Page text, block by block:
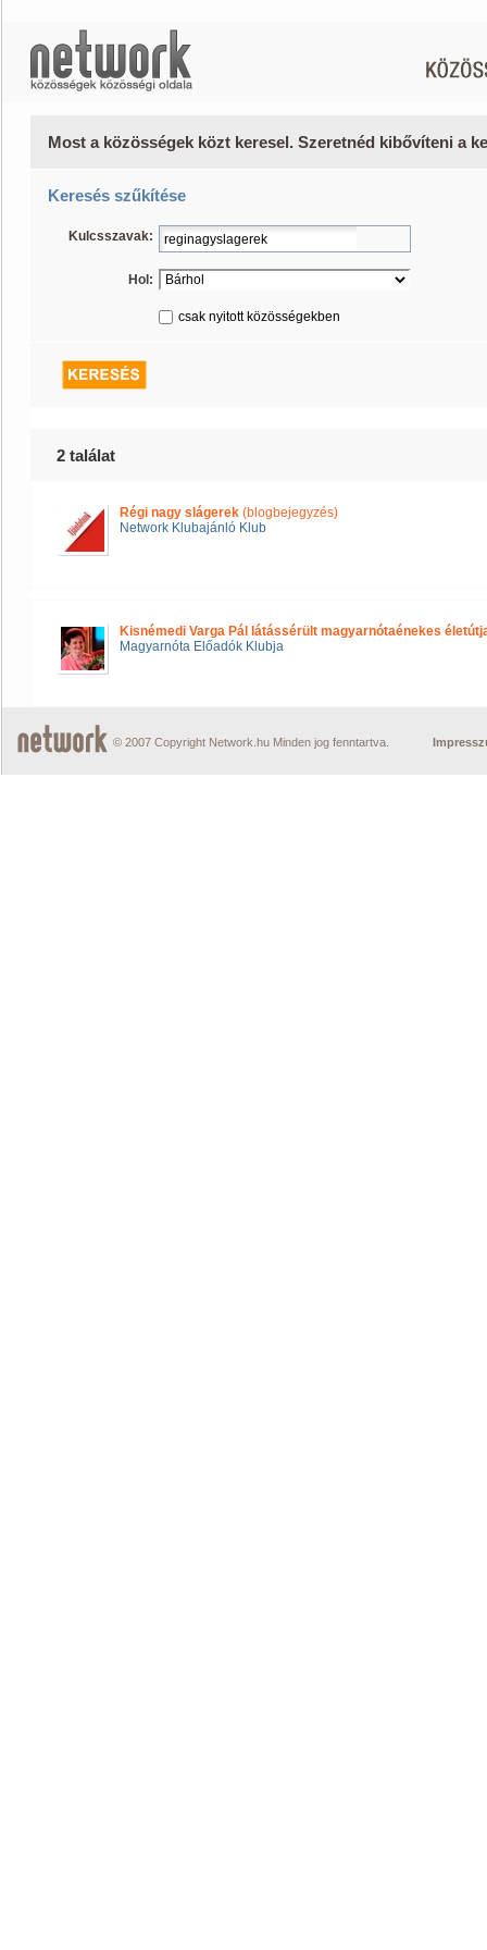
Most a közösségek közt keresel. Szeretnéd kibővíteni a
Keresés szűkítése
Kulcsszavak:
Hol:
csak nyitott közösségekben
2 találat
Régi nagy slágerek (blogbejegyzés)
Network Klubajánló Klub
Kisnémedi Varga Pál látássérült magyarnótaénekes
Magyarnóta Előadók Klubja
© 2007 Copyright Network.hu Minden jog fenntartva.